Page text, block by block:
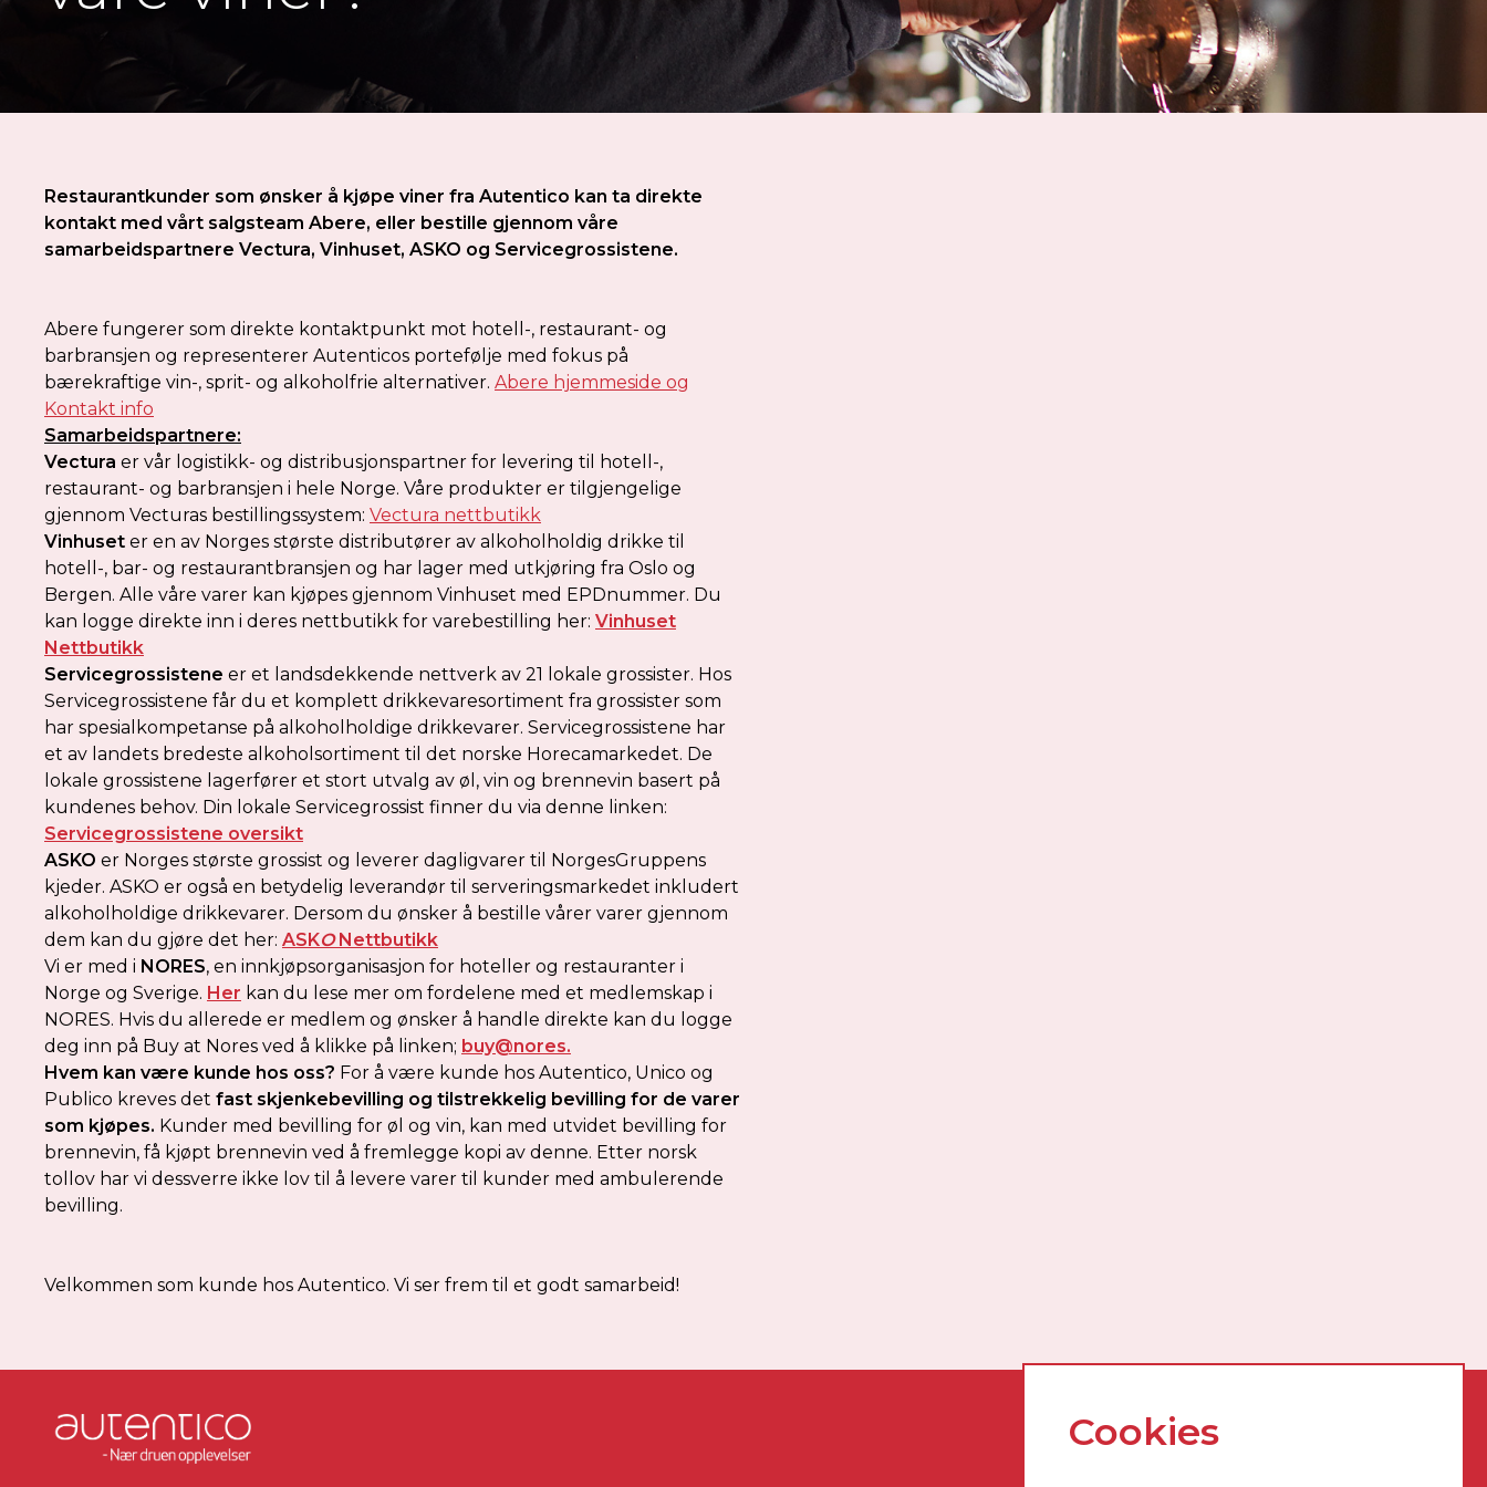
Restaurantkunder som ønsker å kjøpe viner fra Autentico kan ta direkte
kontakt med vårt salgsteam Abere, eller bestille gjennom våre
samarbeidspartnere Vectura, Vinhuset, ASKO og Servicegrossistene.
Abere fungerer som direkte kontaktpunkt mot hotell-, restaurant- og
barbransjen og representerer Autenticos portefølje med fokus på
bærekraftige vin-, sprit- og alkoholfrie alternativer. Abere hjemmeside og
Kontakt info
Samarbeidspartnere:
Vectura er vår logistikk- og distribusjonspartner for levering til hotell-,
restaurant- og barbransjen i hele Norge. Våre produkter er tilgjengelige
gjennom Vecturas bestillingssystem: Vectura nettbutikk
Vinhuset er en av Norges største distributører av alkoholholdig drikke til
hotell-, bar- og restaurantbransjen og har lager med utkjøring fra Oslo og
Bergen. Alle våre varer kan kjøpes gjennom Vinhuset med EPDnummer. Du
kan logge direkte inn i deres nettbutikk for varebestilling her: Vinhuset
Nettbutikk
Servicegrossistene er et landsdekkende nettverk av 21 lokale grossister. Hos
Servicegrossistene får du et komplett drikkevaresortiment fra grossister som
har spesialkompetanse på alkoholholdige drikkevarer. Servicegrossistene har
et av landets bredeste alkoholsortiment til det norske Horecamarkedet. De
lokale grossistene lagerfører et stort utvalg av øl, vin og brennevin basert på
kundenes behov. Din lokale Servicegrossist finner du via denne linken:
Servicegrossistene oversikt
ASKO er Norges største grossist og leverer dagligvarer til NorgesGruppens
kjeder. ASKO er også en betydelig leverandør til serveringsmarkedet inkludert
alkoholholdige drikkevarer. Dersom du ønsker å bestille vårer varer gjennom
dem kan du gjøre det her: ASKONettbutikk
Vi er med i NORES, en innkjøpsorganisasjon for hoteller og restauranter i
Norge og Sverige. Her kan du lese mer om fordelene med et medlemskap i
NORES. Hvis du allerede er medlem og ønsker å handle direkte kan du logge
deg inn på Buy at Nores ved å klikke på linken; buy@nores.
Hvem kan være kunde hos oss? For å være kunde hos Autentico, Unico og
Publico kreves det fast skjenkebevilling og tilstrekkelig bevilling for de varer
som kjøpes. Kunder med bevilling for øl og vin, kan med utvidet bevilling for
brennevin, få kjøpt brennevin ved å fremlegge kopi av denne. Etter norsk
tollov har vi dessverre ikke lov til å levere varer til kunder med ambulerende
bevilling.
Velkommen som kunde hos Autentico. Vi ser frem til et godt samarbeid!
Cookies